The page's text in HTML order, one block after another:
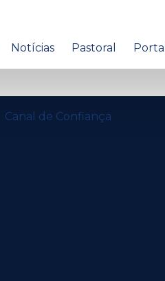
Notícias Pastoral
Canal de Confiança